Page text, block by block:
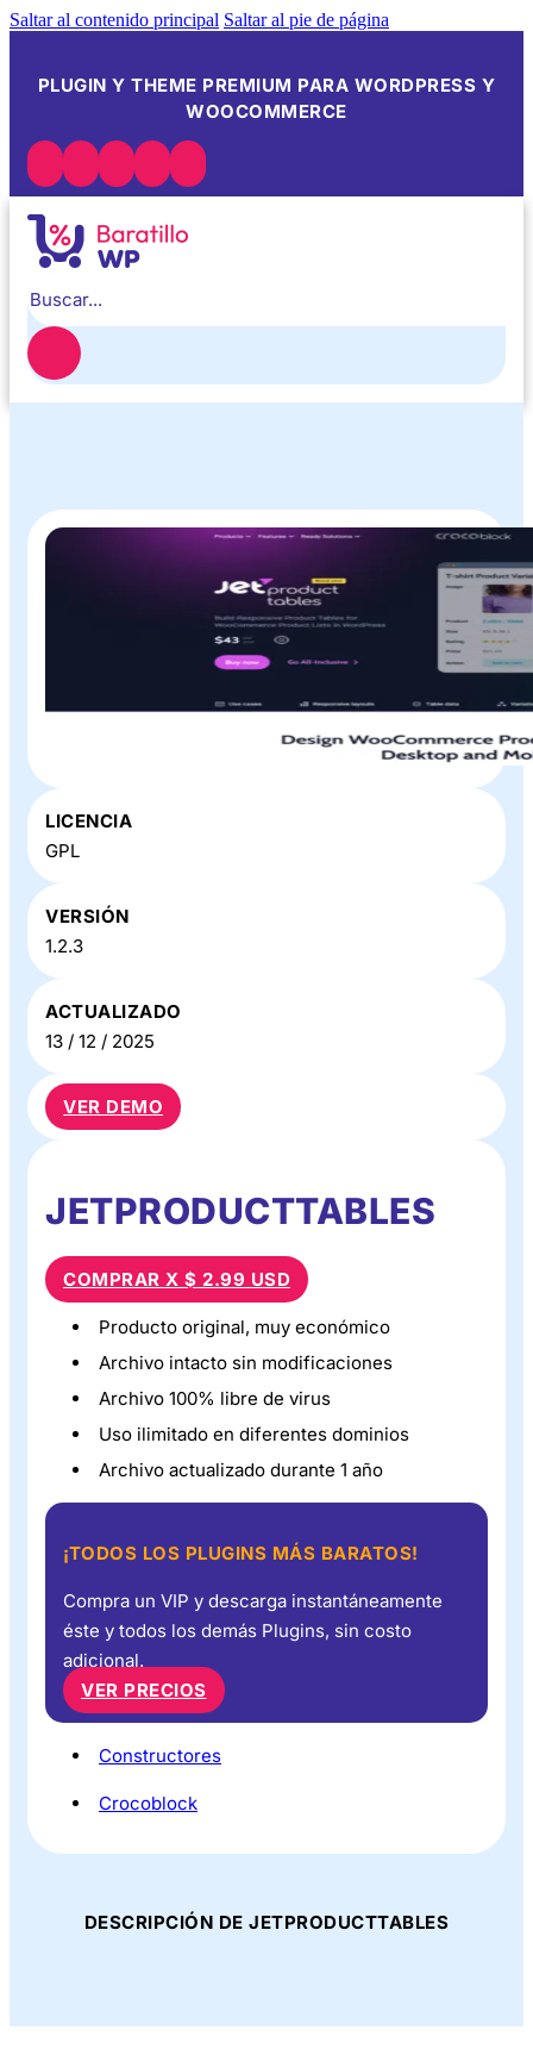
Saltar al contenido principal Saltar al pie de página
PLUGIN Y THEME PREMIUM PARA WORDPRESS Y
WOOCOMMERCE
» en Baratillo WP
LICENCIA
GPL
VERSIÓN
1.2.3
ACTUALIZADO
13 / 12 / 2025
VER DEMO
JETPRODUCTTABLES
COMPRAR X $ 2.99 USD
Producto original, muy económico
Archivo intacto sin modificaciones
Archivo 100% libre de virus
Uso ilimitado en diferentes dominios
Archivo actualizado durante 1 año
¡TODOS LOS PLUGINS MÁS BARATOS!
Compra un VIP y descarga instantáneamente
éste y todos los demás Plugins, sin costo
adicional.
VER PRECIOS
Constructores
Crocoblock
DESCRIPCIÓN DE JETPRODUCTTABLES